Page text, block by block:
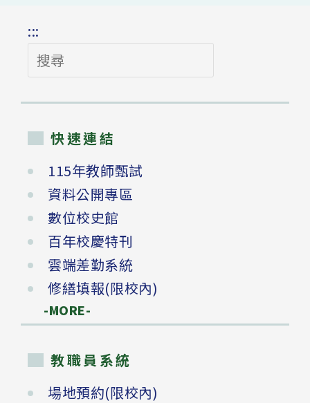
:::
搜
尋
快速連結
115年教師甄試
資料公開專區
數位校史館
百年校慶特刊
雲端差勤系統
修繕填報(限校內)
-MORE-
教職員系統
場地預約(限校內)